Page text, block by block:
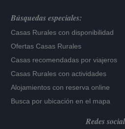
Búsquedas especiales:
Casas Rurales con disponibilidad
Ofertas Casas Rurales
Casas recomendadas por viajeros
Casas Rurales con actividades
Alojamientos con reserva online
Busca por ubicación en el mapa
Redes